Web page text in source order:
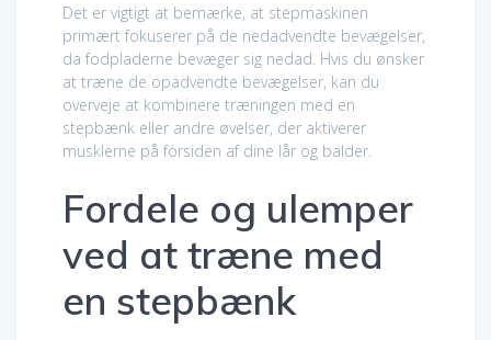
Det er vigtigt at bemærke, at stepmaskinen
primært fokuserer på de nedadvendte bevægelser,
da fodpladerne bevæger sig nedad. Hvis du ønsker
at træne de opadvendte bevægelser, kan du
overveje at kombinere træningen med en
stepbænk eller andre øvelser, der aktiverer
musklerne på forsiden af dine lår og balder.
Fordele og ulemper
ved at træne med
en stepbænk